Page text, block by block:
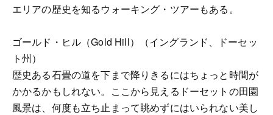
エリアの歴史を知るウォーキング・ツアーもある。
ゴールド・ヒル（Gold Hill）（イングランド、ドーセッ
ト州）
歴史ある石畳の道を下まで降りきるにはちょっと時間が
かかるかもしれない。ここから見えるドーセットの田園
風景は、何度も立ち止まって眺めずにはいられない美し